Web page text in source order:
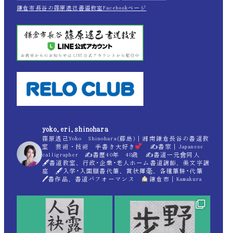
鎌倉市長谷の篠原遙己書道教室Facebookページ
yoko.eri.shinohara
篠原遙己Yoko Shinohara(藤島)｜湘南鎌倉長谷の書道教
室 芸術・技術 手書き大好き
✍書家｜Japanese
calligrapher ✍書歴40年 48歳 ✍書道一元會同人
🖋書道教室、行政･企業･老人ホーム書道講師、美文字講
座 🖋入学･入園願書代筆、賞状揮毫、各種筆耕･代筆
🖊書作品、書道パフォーマンス
鎌倉市｜Kamakura